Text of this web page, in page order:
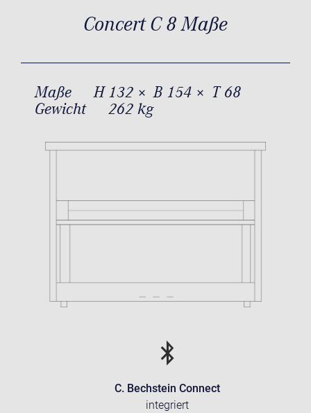
Concert C 8 Maße
Maße
H 132 × B 154 × T 68
Gewicht
262 kg
C. Bechstein Connect
integriert